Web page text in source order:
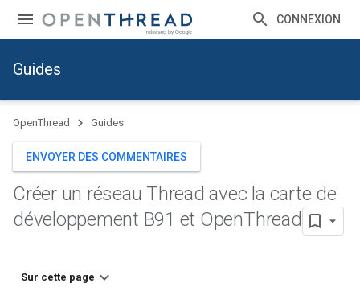
CONNEXION
Guides
OpenThread Guides
ENVOYER DES COMMENTAIRES
Créer un réseau Thread avec la carte de
développement B91 et OpenThread
Sur cette page